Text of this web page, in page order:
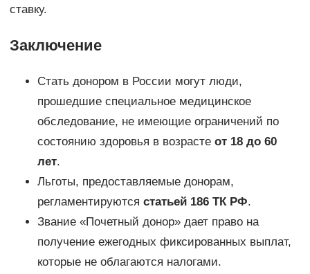
ставку.
Заключение
Стать донором в России могут люди,
прошедшие специальное медицинское
обследование, не имеющие ограничений по
состоянию здоровья в возрасте от 18 до 60
лет.
Льготы, предоставляемые донорам,
регламентируются статьей 186 ТК РФ.
Звание «Почетный донор» дает право на
получение ежегодных фиксированных выплат,
которые не облагаются налогами.